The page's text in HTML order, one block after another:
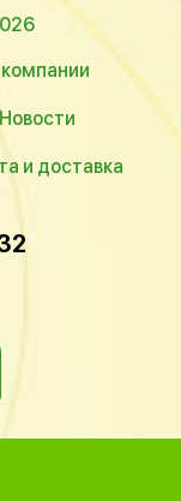
Новости
и доставка